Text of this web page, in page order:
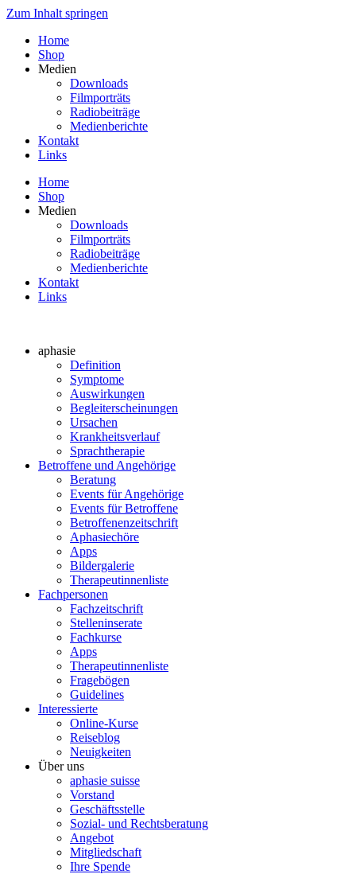
Zum Inhalt springen
Home
Shop
Medien
Downloads
Filmporträts
Radiobeiträge
Medienberichte
Kontakt
Links
Home
Shop
Medien
Downloads
Filmporträts
Radiobeiträge
Medienberichte
Kontakt
Links
aphasie
Definition
Symptome
Auswirkungen
Begleiterscheinungen
Ursachen
Krankheitsverlauf
Sprachtherapie
Betroffene und Angehörige
Beratung
Events für Angehörige
Events für Betroffene
Betroffenenzeitschrift
Aphasiechöre
Apps
Bildergalerie
Therapeutinnenliste
Fachpersonen
Fachzeitschrift
Stelleninserate
Fachkurse
Apps
Therapeutinnenliste
Fragebögen
Guidelines
Interessierte
Online-Kurse
Reiseblog
Neuigkeiten
Über uns
aphasie suisse
Vorstand
Geschäftsstelle
Sozial- und Rechtsberatung
Angebot
Mitgliedschaft
Ihre Spende